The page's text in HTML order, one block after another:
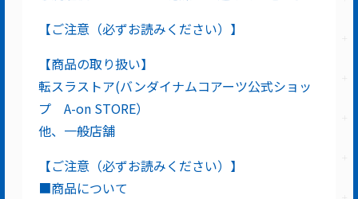
【ご注意（必ずお読みください）】
【商品の取り扱い】
転スラストア(バンダイナムコアーツ公式ショッ
プ A-on STORE）
他、一般店舗
【ご注意（必ずお読みください）】
■商品について